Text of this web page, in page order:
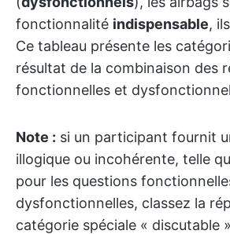
fonctionnalité indispensable,
Ce tableau présente les
résultat de la combinaison des
fonctionnelles et
Note : si un participant fournit
illogique ou incohérente, telle
pour les questions
dysfonctionnelles, classez la
catégorie spéciale « discutable